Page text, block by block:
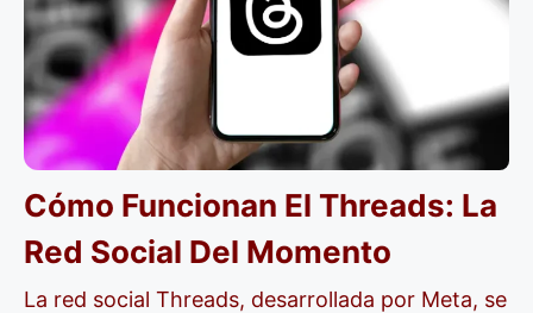
Cómo Funcionan El Threads: La
Red Social Del Momento
La red social Threads, desarrollada por Meta, se